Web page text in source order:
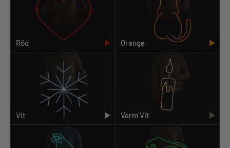
Röd Orange
Vit Varm Vit